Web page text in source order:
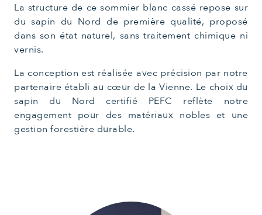
La structure de ce sommier blanc cassé repose sur
du sapin du Nord de première qualité, proposé
dans son état naturel, sans traitement chimique ni
vernis.
La conception est réalisée avec précision par notre
partenaire établi au cœur de la Vienne. Le choix du
sapin du Nord certifié PEFC reflète notre
engagement pour des matériaux nobles et une
gestion forestière durable.